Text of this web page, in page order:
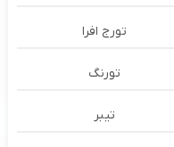
تورج افرا
تورنگ
تیبر